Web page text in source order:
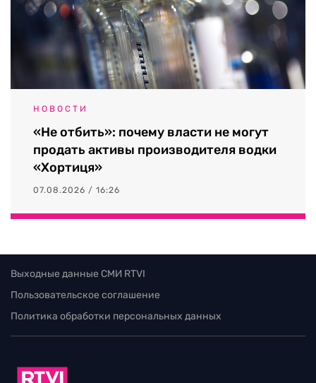
НОВОСТИ
«Не отбить»: почему власти не могут
продать активы производителя водки
«Хортиця»
07.08.2026 / 16:26
Выходные данные СМИ RTVI
Пользовательское соглашение
Политика обработки персональных данных